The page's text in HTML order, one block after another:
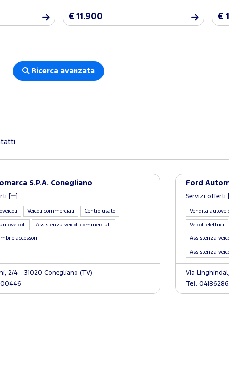
€ 11.900 €
Ricerca avanzata
S.P.A. Conegliano
[
Veicoli commerciali Centro usato
Assistenza veicoli commerciali
e accessori
2/4 - 31020 Conegliano (TV)
Ford
Servizi offerti [
Vendita
Veicoli elettrici
Assistenza
Assistenza
Via Linghindal,
Tel.